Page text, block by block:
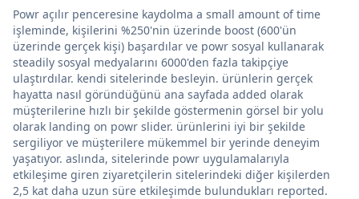
Powr açılır penceresine kaydolma a small amount of time
işleminde, kişilerini %250'nin üzerinde boost (600'ün
üzerinde gerçek kişi) başardılar ve powr sosyal kullanarak
steadily sosyal medyalarını 6000'den fazla takipçiye
ulaştırdılar. kendi sitelerinde besleyin. ürünlerin gerçek
hayatta nasıl göründüğünü ana sayfada added olarak
müşterilerine hızlı bir şekilde göstermenin görsel bir yolu
olarak landing on powr slider. ürünlerini iyi bir şekilde
sergiliyor ve müşterilere mükemmel bir yerinde deneyim
yaşatıyor. aslında, sitelerinde powr uygulamalarıyla
etkileşime giren ziyaretçilerin sitelerindeki diğer kişilerden
2,5 kat daha uzun süre etkileşimde bulundukları reported.